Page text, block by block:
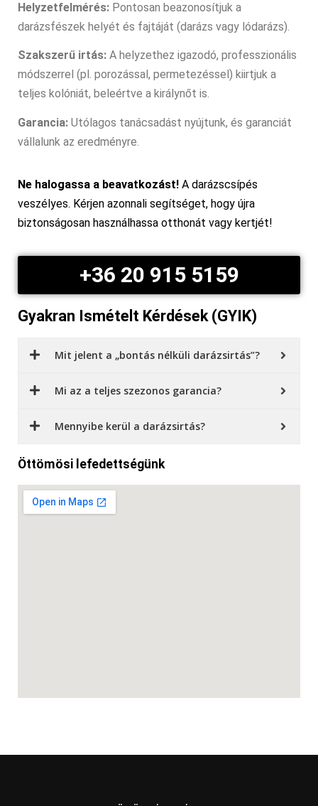
Helyzetfelmérés: Pontosan beazonosítjuk a
darázsfészek helyét és fajtáját (darázs vagy lódarázs).
Szakszerű irtás: A helyzethez igazodó, professzionális
módszerrel (pl. porozással, permetezéssel) kiirtjuk a
teljes kolóniát, beleértve a királynőt is.
Garancia: Utólagos tanácsadást nyújtunk, és garanciát
vállalunk az eredményre.
Ne halogassa a beavatkozást! A darázscsípés
veszélyes. Kérjen azonnali segítséget, hogy újra
biztonságosan használhassa otthonát vagy kertjét!
+36 20 915 5159
Gyakran Ismételt Kérdések (GYIK)
Mit jelent a „bontás nélküli darázsirtás”?
Mi az a teljes szezonos garancia?
Mennyibe kerül a darázsirtás?
Öttömösi lefedettségünk